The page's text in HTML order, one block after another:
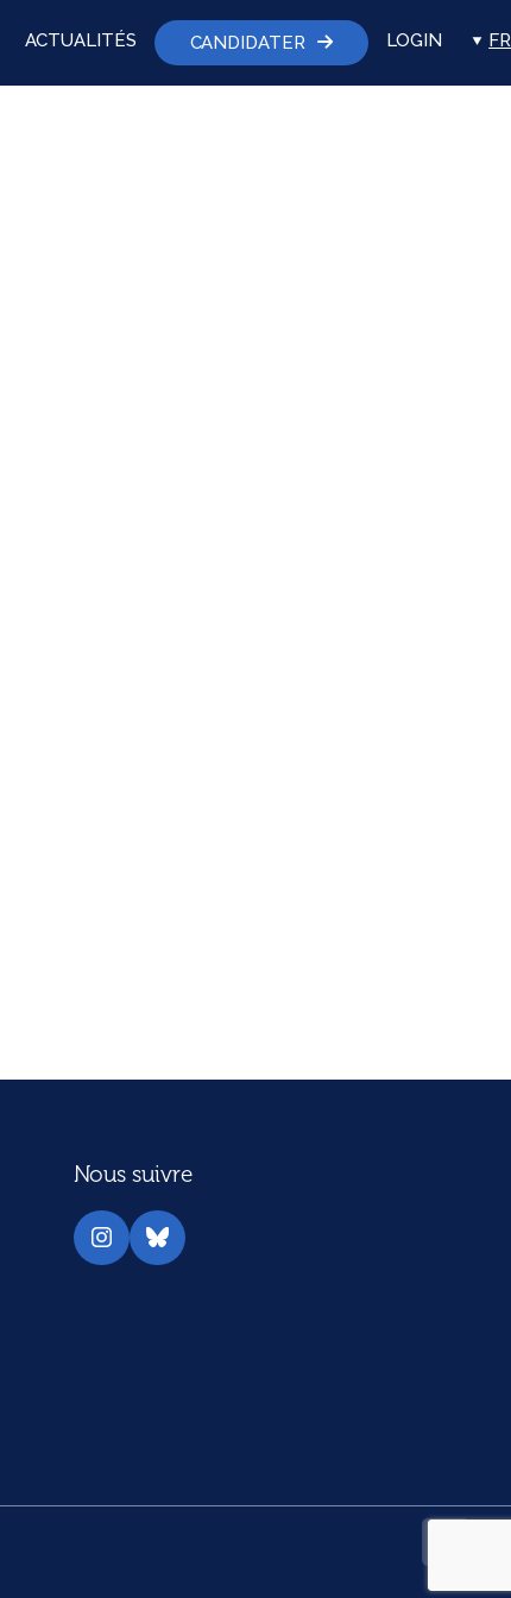
ACTUALITÉS CANDIDATER LOGIN FR
Nous suivre
Instagram
Bluesky